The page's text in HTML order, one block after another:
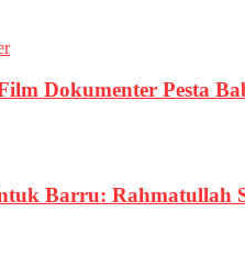
Dokumenter Pesta
Barru: